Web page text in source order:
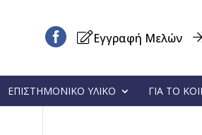
Εγγραφή Μελών
ΕΠΙΣΤΗΜΟΝΙΚΟ ΥΛΙΚΟ ΓΙΑ ΤΟ